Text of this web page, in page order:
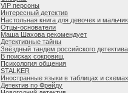
VIP персоны
Интересный детектив
Настольная книга для девочек и
Отцы-основатели
Маша Шахова рекомендует
Детективные тайны
Звёздный тандем российского детектива
В поисках сокровищ
Психология общения
STALKER
Иностранные языки в таблицах и
Детектив по Фрейду